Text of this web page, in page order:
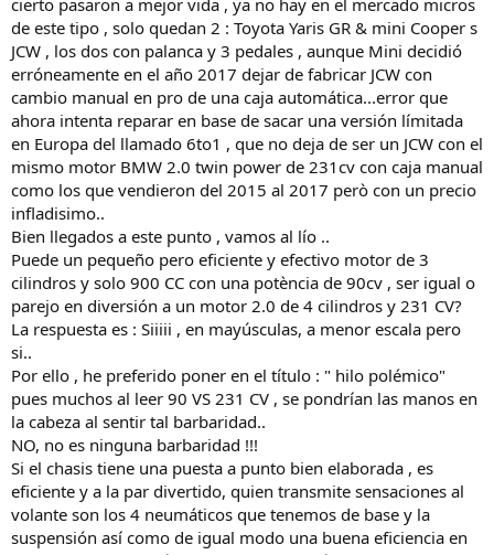
de este tipo , solo quedan 2 : Toyota Yaris GR & mini Cooper s
JCW , los dos con palanca y 3 pedales , aunque Mini decidió
erróneamente en el año 2017 dejar de fabricar JCW con
cambio manual en pro de una caja automática...error que
ahora intenta reparar en base de sacar una versión límitada
en Europa del llamado 6to1 , que no deja de ser un JCW con el
mismo motor BMW 2.0 twin power de 231cv con caja manual
como los que vendieron del 2015 al 2017 però con un precio
infladisimo..
Bien llegados a este punto , vamos al lío ..
Puede un pequeño pero eficiente y efectivo motor de 3
cilindros y solo 900 CC con una potència de 90cv , ser igual o
parejo en diversión a un motor 2.0 de 4 cilindros y 231 CV?
La respuesta es : Siiiii , en mayúsculas, a menor escala pero
si..
Por ello , he preferido poner en el título : " hilo polémico"
pues muchos al leer 90 VS 231 CV , se pondrían las manos en
la cabeza al sentir tal barbaridad..
NO, no es ninguna barbaridad !!!
Si el chasis tiene una puesta a punto bien elaborada , es
eficiente y a la par divertido, quien transmite sensaciones al
volante son los 4 neumáticos que tenemos de base y la
suspensión así como de igual modo una buena eficiencia en